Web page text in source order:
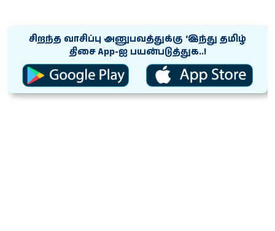
சிறந்த வாசிப்பு அனுபவத்துக்கு ‘இந்து தமிழ்
திசை App-ஐ பயன்படுத்துக..!